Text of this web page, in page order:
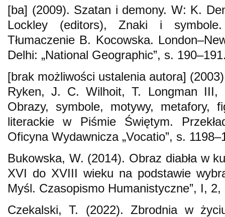
[ba] (2009). Szatan i demony. W: K.
Lockley (editors), Znaki i symbole.
Tłumaczenie B. Kocowska.
Delhi: „National Geographic”, s.
[brak możliwości ustalenia autora]
Ryken, J. C. Wilhoit, T. Longman III,
Obrazy, symbole, motywy, metafory,
literackie w Piśmie Świętym.
Oficyna Wydawnicza „Vocatio”, s.
Bukowska, W. (2014). Obraz diabła w
XVI do XVIII wieku na podstawie
Myśl. Czasopismo Humanistyczne”, I,
Czekalski, T. (2022). Zbrodnia w